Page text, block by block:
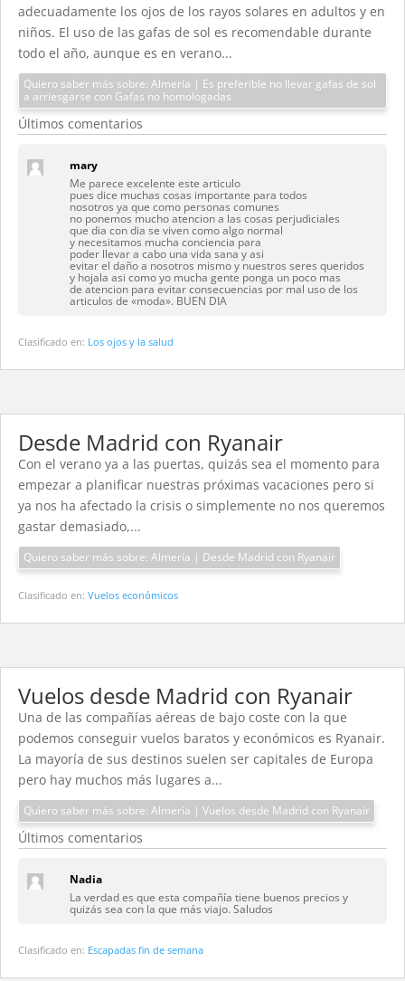
adecuadamente los ojos de los rayos solares en adultos y en
niños. El uso de las gafas de sol es recomendable durante
todo el año, aunque es en verano...
Quiero saber más sobre: Almería | Es preferible no llevar gafas de sol
a arriesgarse con Gafas no homologadas
Últimos comentarios
mary
Me parece excelente este articulo
pues dice muchas cosas importante para todos
nosotros ya que como personas comunes
no ponemos mucho atencion a las cosas perjudiciales
que dia con dia se viven como algo normal
y necesitamos mucha conciencia para
poder llevar a cabo una vida sana y asi
evitar el daño a nosotros mismo y nuestros seres queridos
y hojala asi como yo mucha gente ponga un poco mas
de atencion para evitar consecuencias por mal uso de los
articulos de «moda». BUEN DIA
Clasificado en: Los ojos y la salud
Desde Madrid con Ryanair
Con el verano ya a las puertas, quizás sea el momento para
empezar a planificar nuestras próximas vacaciones pero si
ya nos ha afectado la crisis o simplemente no nos queremos
gastar demasiado,...
Quiero saber más sobre: Almería | Desde Madrid con Ryanair
Clasificado en: Vuelos económicos
Vuelos desde Madrid con Ryanair
Una de las compañías aéreas de bajo coste con la que
podemos conseguir vuelos baratos y económicos es Ryanair.
La mayoría de sus destinos suelen ser capitales de Europa
pero hay muchos más lugares a...
Quiero saber más sobre: Almería | Vuelos desde Madrid con Ryanair
Últimos comentarios
Nadia
La verdad es que esta compañía tiene buenos precios y
quizás sea con la que más viajo. Saludos
Clasificado en: Escapadas fin de semana